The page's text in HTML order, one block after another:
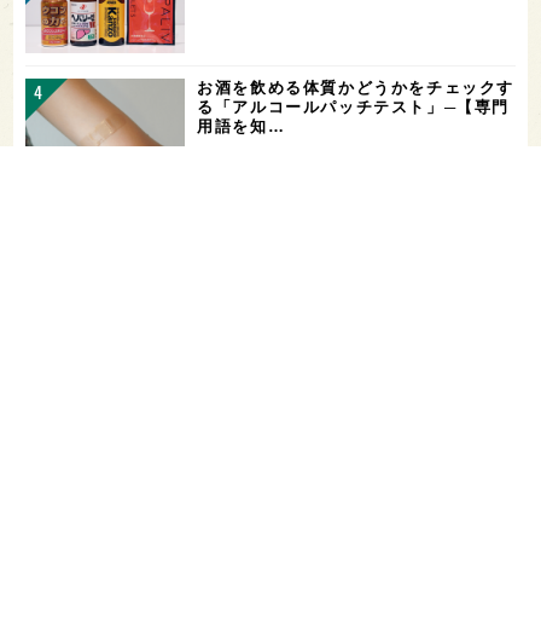
お酒を飲める体質かどうかをチェックす
る「アルコールパッチテスト」─【専門
用語を知…